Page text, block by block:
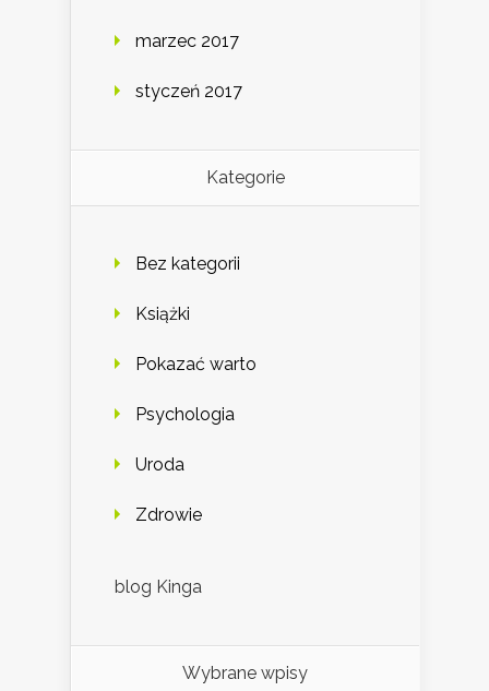
marzec 2017
styczeń 2017
Kategorie
Bez kategorii
Książki
Pokazać warto
Psychologia
Uroda
Zdrowie
blog Kinga
Wybrane wpisy